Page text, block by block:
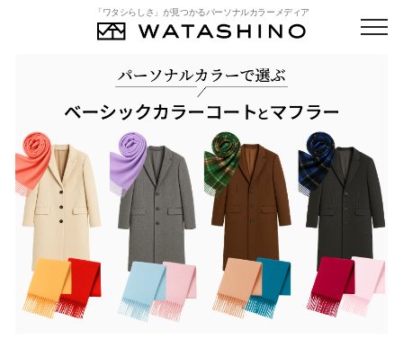
「ワタシらしさ」が見つかるパーソナルカラーメディア